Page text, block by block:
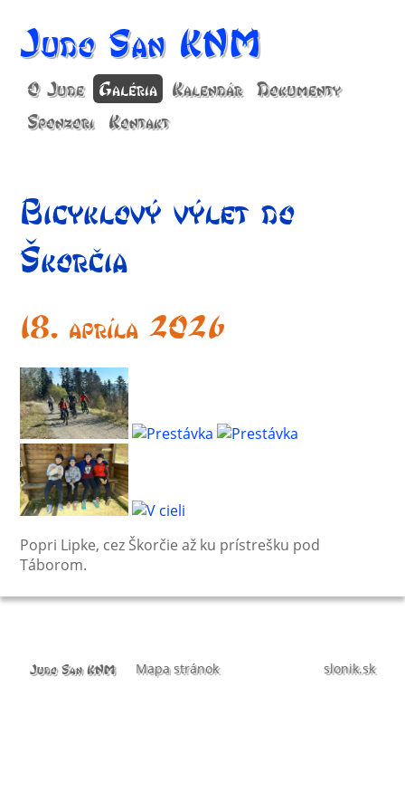
Judo San KNM
O Jude Galéria Kalendár
Dokumenty
Sponzori
Kontakt
Bicyklový výlet do
Škorčia
18. apríla 2026
Popri Lipke, cez Škorčie až ku prístrešku pod
Táborom.
Judo San KNM Mapa stránok slonik.sk